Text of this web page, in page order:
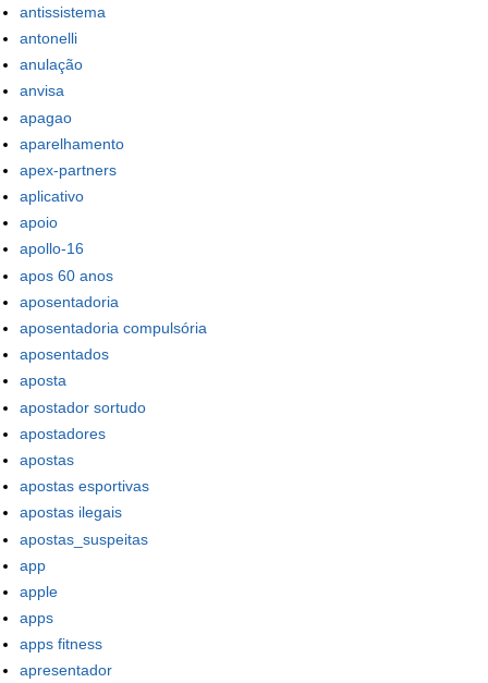
antissistema
antonelli
anulação
anvisa
apagao
aparelhamento
apex-partners
aplicativo
apoio
apollo-16
apos 60 anos
aposentadoria
aposentadoria compulsória
aposentados
aposta
apostador sortudo
apostadores
apostas
apostas esportivas
apostas ilegais
apostas_suspeitas
app
apple
apps
apps fitness
apresentador